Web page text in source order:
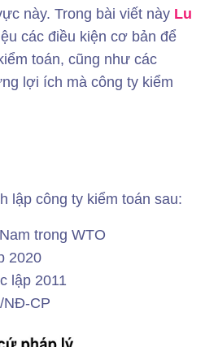
này. Trong bài viết này Lu
các điều kiện cơ bản để
toán, cũng như các
lợi ích mà công ty kiểm
lập công ty kiểm toán sau:
trong WTO
2020
lập 2011
NĐ-CP